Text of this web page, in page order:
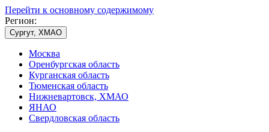
Перейти к основному содержимому
Регион:
Сургут, ХМАО
Москва
Оренбургская область
Курганская область
Тюменская область
Нижневартовск, ХМАО
ЯНАО
Свердловская область